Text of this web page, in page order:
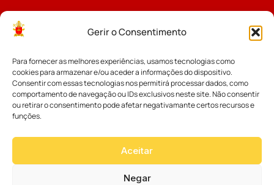
Gerir o Consentimento
Para fornecer as melhores experiências, usamos tecnologias como
cookies para armazenar e/ou aceder a informações do dispositivo.
Consentir com essas tecnologias nos permitirá processar dados, como
comportamento de navegação ou IDs exclusivos neste site. Não consentir
ou retirar o consentimento pode afetar negativamante certos recursos e
funções.
Aceitar
Negar
Padroeira
Notícias
Notícias da Arquidiocese
Notícias Cáritas
Palavra dos Bispos
Cúria Diocesana
Fundo Diocesano
Vicariatos da Educação
Eventos